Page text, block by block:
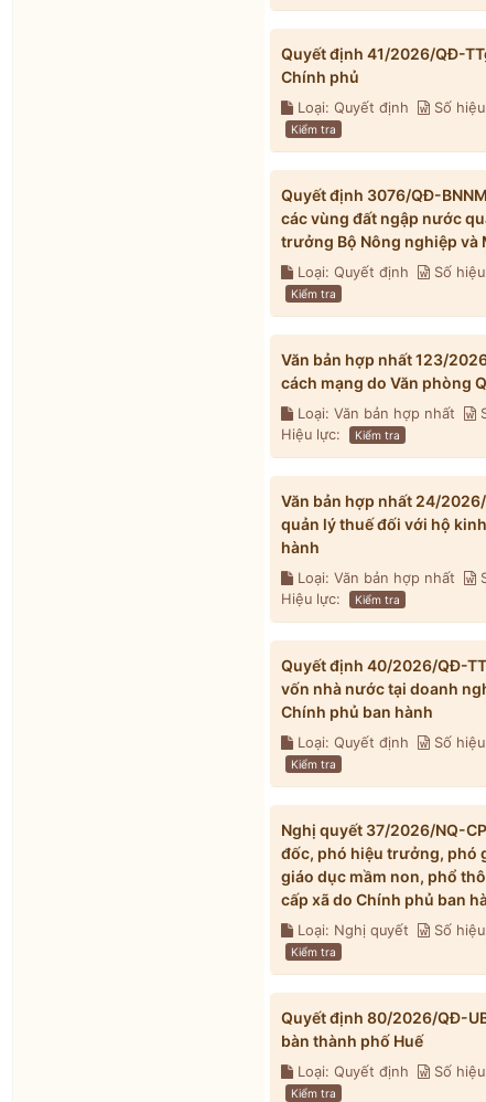
Quyết định 41/2026/QĐ-
Chính phủ
Loại: Quyết định Số
Kiểm tra
Quyết định 3076/QĐ-
các vùng đất ngập nước
trưởng Bộ Nông nghiệp và
Loại: Quyết định Số
Kiểm tra
Văn bản hợp nhất 123/
cách mạng do Văn phòng
Loại: Văn bản hợp nhất
Hiệu lực:
Kiểm tra
Văn bản hợp nhất 24/
quản lý thuế đối với hộ
hành
Loại: Văn bản hợp nhất
Hiệu lực:
Kiểm tra
Quyết định 40/2026/QĐ-
vốn nhà nước tại doanh
Chính phủ ban hành
Loại: Quyết định Số
Kiểm tra
Nghị quyết 37/2026/NQ-
đốc, phó hiệu trưởng, phó
giáo dục mầm non, phổ
cấp xã do Chính phủ ban
Loại: Nghị quyết Số
Kiểm tra
Quyết định 80/2026/QĐ-
bàn thành phố Huế
Loại: Quyết định Số
Kiểm tra